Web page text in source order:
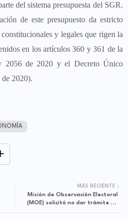
del sistema presupuesta del SGR.
de este presupuesto da estricto
y legales que rigen la
en los artículos 360 y 361 de la
2056 de 2020 y el Decreto Único
2020).
MÁS RECIENTE
Misión de Observación Electoral
(MOE) solicitó no dar trámite de